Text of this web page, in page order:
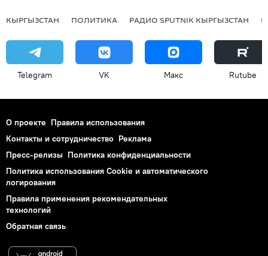
КЫРГЫЗСТАН ПОЛИТИКА РАДИО SPUTNIK КЫРГЫЗСТАН
Telegram VK Макс Rutube
О проекте Правила использования
Контакты и сотрудничество Реклама
Пресс-релизы Политика конфиденциальности
Политика использования Cookie и автоматического
логирования
Правила применения рекомендательных
технологий
Обратная связь